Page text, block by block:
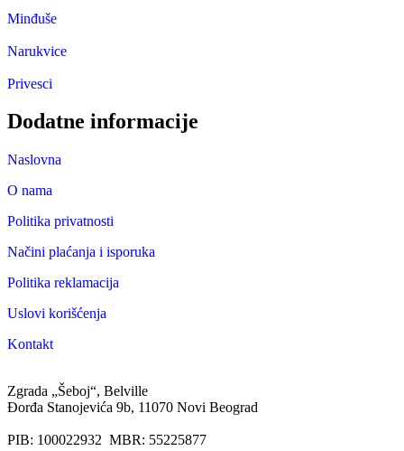
Minđuše
Narukvice
Privesci
Dodatne informacije
Naslovna
O nama
Politika privatnosti
Načini plaćanja i isporuka
Politika reklamacija
Uslovi korišćenja
Kontakt
Zgrada „Šeboj“, Belville
Đorđa Stanojevića 9b, 11070 Novi Beograd
PIB: 100022932 MBR: 55225877